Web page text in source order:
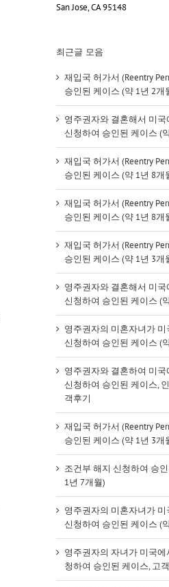
San Jose, CA 95148
최근글 모음
재입국 허가서 (Reentry
승인된 케이스 (약 1년 2개
영주권자와 결혼해서 미국
신청하여 승인된 케이스 (
재입국 허가서 (Reentry
승인된 케이스 (약 1년 8개
재입국 허가서 (Reentry
승인된 케이스 (약 1년 8개
재입국 허가서 (Reentry
승인된 케이스 (약 1년 3개
영주권자와 결혼해서 미국
신청하여 승인된 케이스 (
영주권자의 미혼자녀가 미
신청하여 승인된 케이스 (
영주권자와 결혼하여 미국
신청하여 승인된 케이스,
객후기
재입국 허가서 (Reentry
승인된 케이스 (약 1년 3개
조건부 해지 신청하여 승
1년 7개월)
영주권자의 미혼자녀가 미
신청하여 승인된 케이스 (
영주권자의 자녀가 미국에
청하여 승인된 케이스, 고